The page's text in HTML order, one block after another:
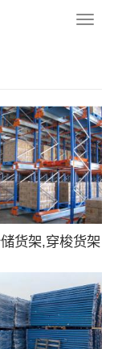
导
货架,穿梭货架